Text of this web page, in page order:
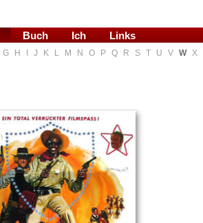
Buch Ich Links
G H J K L M N O P Q R S T U V W X